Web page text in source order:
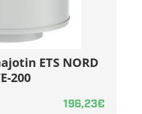
ETS NORD
200
196,23€